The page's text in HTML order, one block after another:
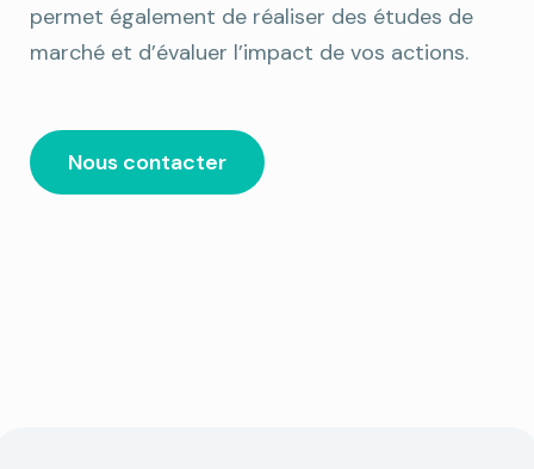
permet également de réaliser des études de
marché et d’évaluer l’impact de vos actions.
Nous contacter